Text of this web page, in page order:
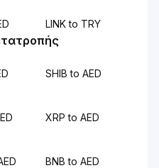
LINK to TRY
SHIB to AED
XRP to AED
BNB to AED